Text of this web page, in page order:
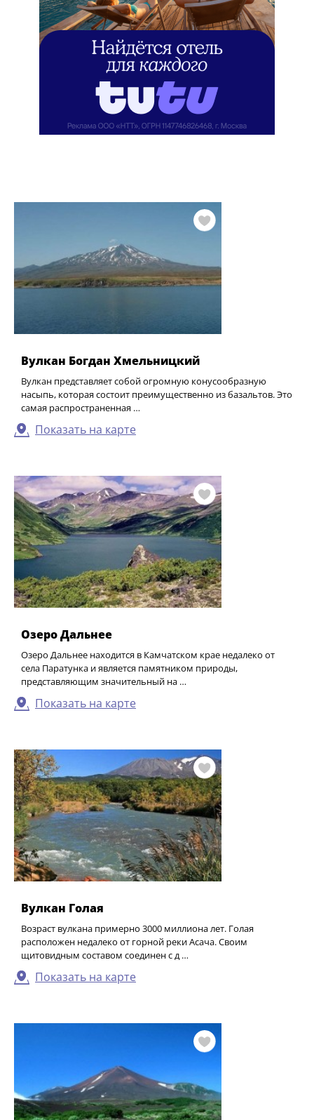
Вулкан Богдан Хмельницкий
Вулкан представляет собой огромную конусообразную
насыпь, которая состоит преимущественно из базальтов. Это
самая распространенная …
Показать на карте
Озеро Дальнее
Озеро Дальнее находится в Камчатском крае недалеко от
села Паратунка и является памятником природы,
представляющим значительный на …
Показать на карте
Вулкан Голая
Возраст вулкана примерно 3000 миллиона лет. Голая
расположен недалеко от горной реки Асача. Своим
щитовидным составом соединен с д …
Показать на карте